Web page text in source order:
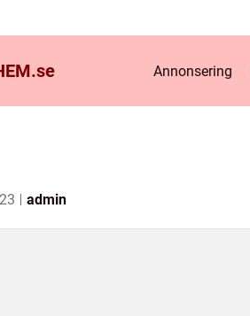
se Annonsering
admin